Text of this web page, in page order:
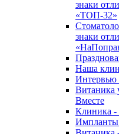
знаки
«ТОП-32»
знаки
Наша
Интервью
Витаника
Вместе
Клиника -
Импланты